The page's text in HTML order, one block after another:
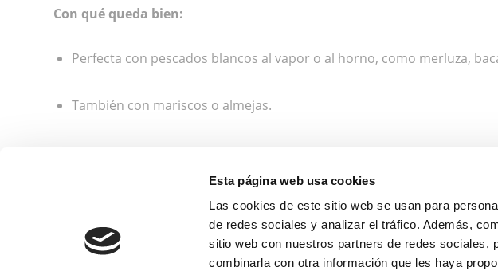
Esta página web usa cookies
Las cookies de este sitio web se usan para
de redes sociales y analizar el tráfico. Además,
sitio web con nuestros partners de redes sociales,
combinarla con otra información que les haya
Con qué queda bien:
Perfecta con pescados blancos al vapor o al horno, como merluza,
También con mariscos o almejas.
Como has visto, estas cinco salsas caseras no sólo están de moda,
trata de complicarse, sino de elegir buenos ingredientes, dedicar unos
Si prefieres probar en vez de hacer, estás más que invitado/a a venir
a